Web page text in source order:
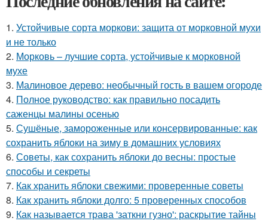
1. Устойчивые сорта моркови: защита от морковной мухи
и не только
2. Морковь – лучшие сорта, устойчивые к морковной
мухе
3. Малиновое дерево: необычный гость в вашем огороде
4. Полное руководство: как правильно посадить
саженцы малины осенью
5. Сушёные, замороженные или консервированные: как
сохранить яблоки на зиму в домашних условиях
6. Советы, как сохранить яблоки до весны: простые
способы и секреты
7. Как хранить яблоки свежими: проверенные советы
8. Как хранить яблоки долго: 5 проверенных способов
9. Как называется трава 'заткни гузно': раскрытие тайны